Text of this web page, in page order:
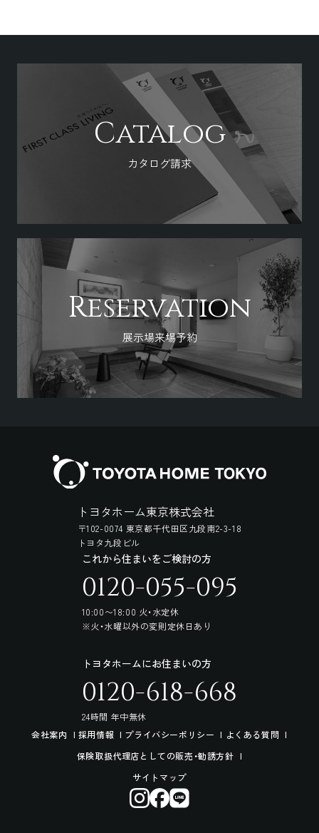
Catalog
カタログ請求
Reservation
展示場来場予約
トヨタホーム東京株式会社
〒102-0074 東京都千代田区九段南2-3-18
トヨタ九段ビル
これから住まいをご検討の方
0120-055-095
10:00〜18:00 火・水定休
※火・水曜以外の変則定休日あり
トヨタホームにお住まいの方
0120-618-668
24時間 年中無休
会社案内
採用情報 プライバシーポリシー
よくある質問
保険取扱代理店としての販売・勧誘方針
サイトマップ